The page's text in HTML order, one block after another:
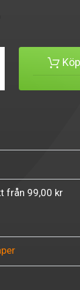
Köp
från 99,00 kr